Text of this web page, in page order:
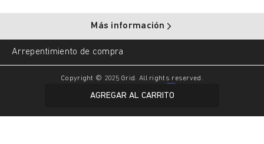
AGREGAR AL CARRITO
Más información
Arrepentimiento de compra
Copyright © 2025 Grid. All rights reserved.